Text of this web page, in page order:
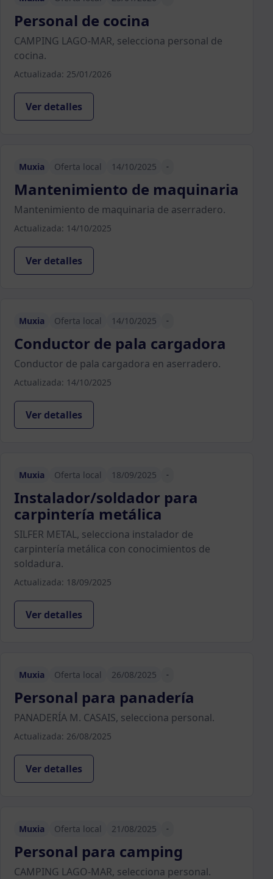
Personal de cocina
CAMPING LAGO-MAR, selecciona personal de
cocina.
Actualizada: 25/01/2026
Ver detalles
Muxia Oferta local 14/10/2025 -
Mantenimiento de maquinaria
Mantenimiento de maquinaria de aserradero.
Actualizada: 14/10/2025
Ver detalles
Muxia Oferta local 14/10/2025 -
Conductor de pala cargadora
Conductor de pala cargadora en aserradero.
Actualizada: 14/10/2025
Ver detalles
Muxia Oferta local 18/09/2025 -
Instalador/soldador para
carpintería metálica
SILFER METAL, selecciona instalador de
carpintería metálica con conocimientos de
soldadura.
Actualizada: 18/09/2025
Ver detalles
Muxia Oferta local 26/08/2025 -
Personal para panadería
PANADERÍA M. CASAIS, selecciona personal.
Actualizada: 26/08/2025
Ver detalles
Muxia Oferta local 21/08/2025 -
Personal para camping
CAMPING LAGO-MAR, selecciona personal.